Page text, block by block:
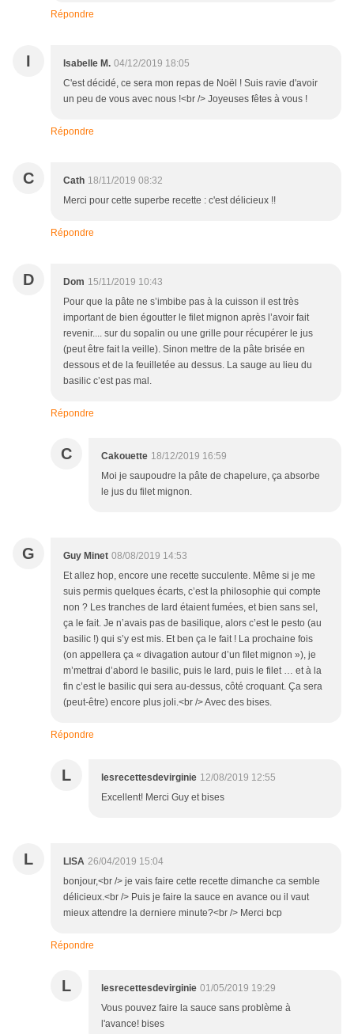
Répondre
I Isabelle M. 04/12/2019 18:05
C'est décidé, ce sera mon repas de Noël ! Suis ravie d'avoir
un peu de vous avec nous !<br /> Joyeuses fêtes à vous !
Répondre
C Cath 18/11/2019 08:32
Merci pour cette superbe recette : c'est délicieux !!
Répondre
D Dom 15/11/2019 10:43
Pour que la pâte ne s’imbibe pas à la cuisson il est très
important de bien égoutter le filet mignon après l’avoir fait
revenir.... sur du sopalin ou une grille pour récupérer le jus
(peut être fait la veille). Sinon mettre de la pâte brisée en
dessous et de la feuilletée au dessus. La sauge au lieu du
basilic c’est pas mal.
Répondre
C Cakouette 18/12/2019 16:59
Moi je saupoudre la pâte de chapelure, ça absorbe
le jus du filet mignon.
G Guy Minet 08/08/2019 14:53
Et allez hop, encore une recette succulente. Même si je me
suis permis quelques écarts, c’est la philosophie qui compte
non ? Les tranches de lard étaient fumées, et bien sans sel,
ça le fait. Je n’avais pas de basilique, alors c’est le pesto (au
basilic !) qui s’y est mis. Et ben ça le fait ! La prochaine fois
(on appellera ça « divagation autour d’un filet mignon »), je
m’mettrai d’abord le basilic, puis le lard, puis le filet … et à la
fin c’est le basilic qui sera au-dessus, côté croquant. Ça sera
(peut-être) encore plus joli.<br /> Avec des bises.
Répondre
L lesrecettesdevirginie 12/08/2019 12:55
Excellent! Merci Guy et bises
L LISA 26/04/2019 15:04
bonjour,<br /> je vais faire cette recette dimanche ca semble
délicieux.<br /> Puis je faire la sauce en avance ou il vaut
mieux attendre la derniere minute?<br /> Merci bcp
Répondre
L lesrecettesdevirginie 01/05/2019 19:29
Vous pouvez faire la sauce sans problème à
l'avance! bises